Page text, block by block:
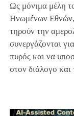
Ως μόνιμα μέλη
Ηνωμένων Εθνών,
τηρούν την
συνεργάζονται
πυρός και να
στον διάλογο και